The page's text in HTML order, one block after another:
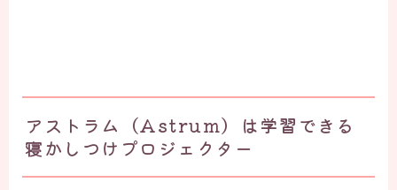
アストラム（Astrum）は学習できる
寝かしつけプロジェクター